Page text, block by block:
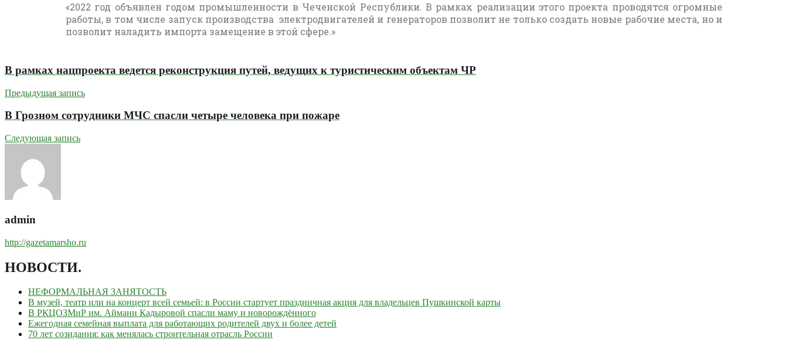
«2022 год объявлен годом промышленности в Чеченской Республики. В рамках реализации этого проекта проводятся огромные
работы, в том числе запуск производства электродвигателей и генераторов позволит не только создать новые рабочие места, но и
позволит наладить импорта замещение в этой сфере.»
В рамках нацпроекта ведется реконструкция путей, ведущих к туристическим объектам ЧР
Предыдущая запись
В Грозном сотрудники МЧС спасли четыре человека при пожаре
Следующая запись
admin
http://gazetamarsho.ru
НОВОСТИ.
НЕФОРМАЛЬНАЯ ЗАНЯТОСТЬ
В музей, театр или на концерт всей семьей: в России стартует праздничная акция для владельцев Пушкинской карты
В РКЦОЗМиР им. Аймани Кадыровой спасли маму и новорождённого
Ежегодная семейная выплата для работающих родителей двух и более детей
70 лет созидания: как менялась строительная отрасль России